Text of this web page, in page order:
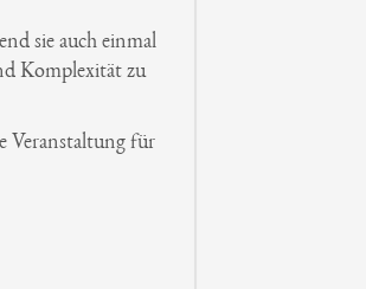
sie auch einmal
Komplexität zu
Veranstaltung für